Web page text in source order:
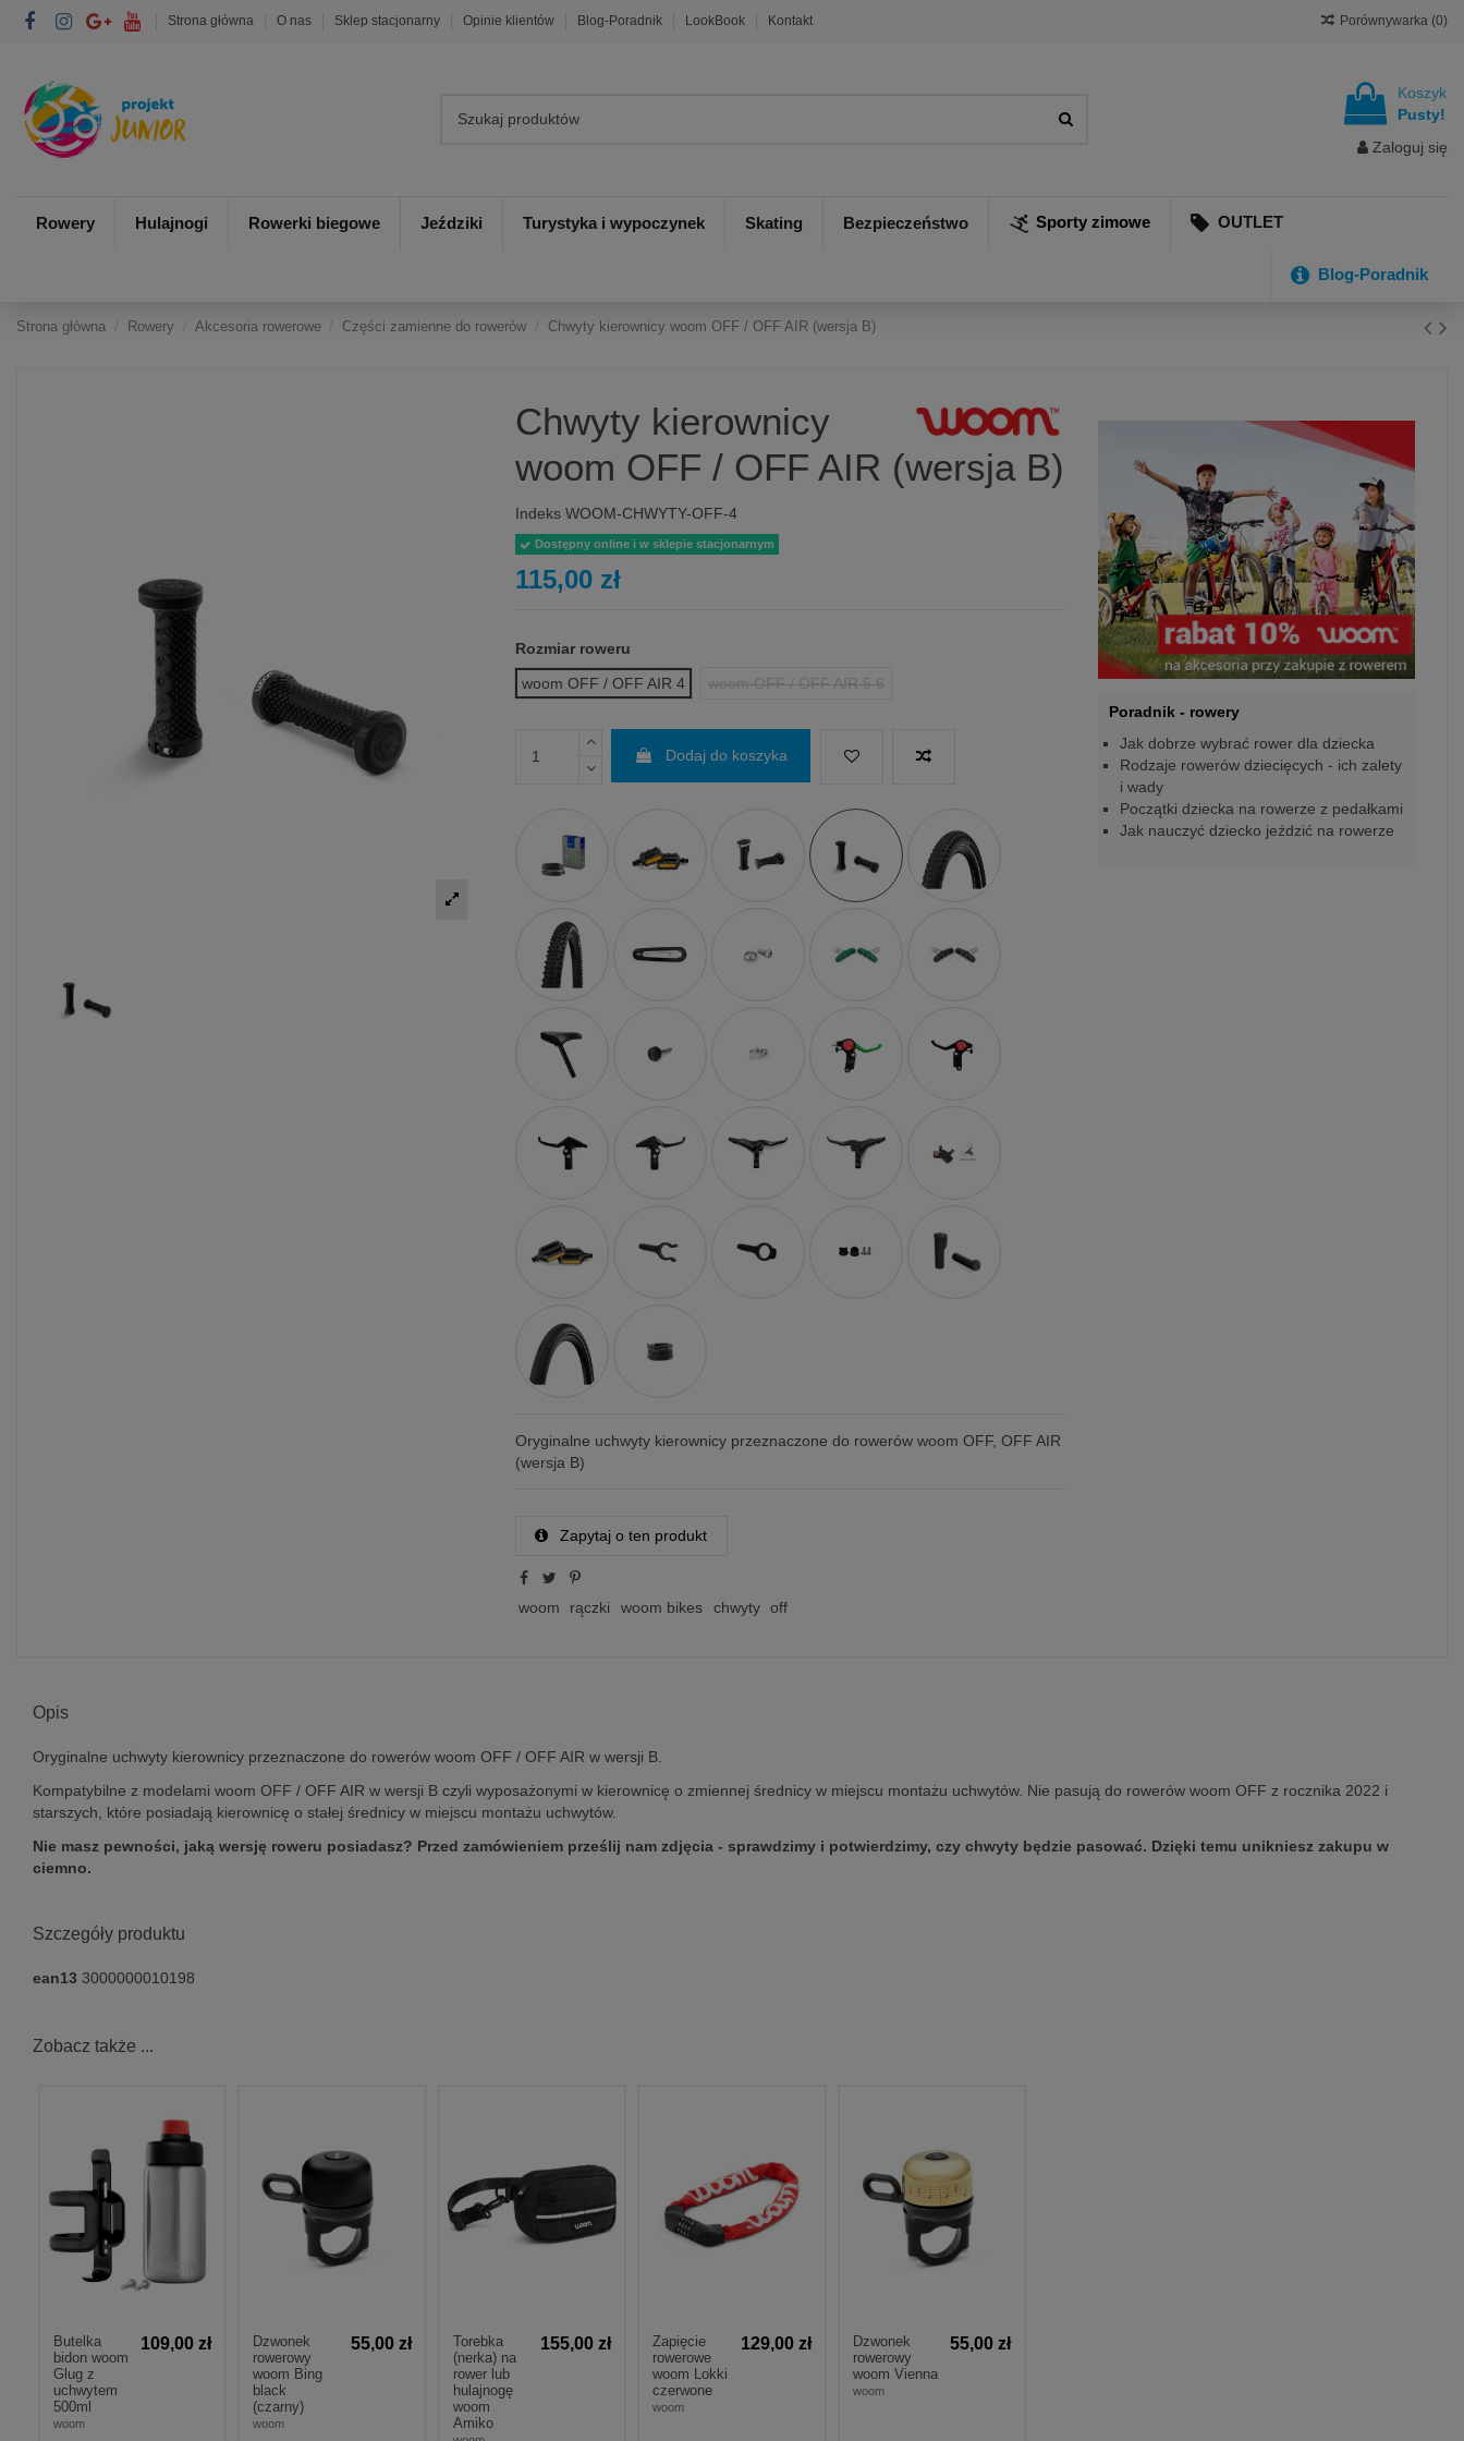
Strona główna O nas Sklep stacjonarny Opinie klientów Blog-Poradnik LookBook Kontakt Porównywarka (0)
Koszyk
Pusty!
Zaloguj się
Rowery Hulajnogi Rowerki biegowe Jeździki Turystyka i wypoczynek Skating Bezpieczeństwo Sporty zimowe OUTLET
Blog-Poradnik
Strona główna Rowery Akcesoria rowerowe Części zamienne do rowerów Chwyty kierownicy woom OFF / OFF AIR (wersja B)
Chwyty kierownicy
woom OFF / OFF AIR (wersja B)
Indeks WOOM-CHWYTY-OFF-4
Dostępny online i w sklepie stacjonarnym
115,00 zł
Rozmiar roweru
woom OFF / OFF AIR 4
woom OFF / OFF AIR 5 6
Dodaj do koszyka
Oryginalne uchwyty kierownicy przeznaczone do rowerów woom OFF, OFF AIR
(wersja B)
Zapytaj o ten produkt
woom rączki woom bikes chwyty off
Poradnik - rowery
Jak dobrze wybrać rower dla dziecka
Rodzaje rowerów dziecięcych - ich zalety
i wady
Początki dziecka na rowerze z pedałkami
Jak nauczyć dziecko jeździć na rowerze
Opis
Oryginalne uchwyty kierownicy przeznaczone do rowerów woom OFF / OFF AIR w wersji B.
Kompatybilne z modelami woom OFF / OFF AIR w wersji B czyli wyposażonymi w kierownicę o zmiennej średnicy w miejscu montażu uchwytów. Nie pasują do rowerów woom OFF z rocznika 2022 i
starszych, które posiadają kierownicę o stałej średnicy w miejscu montażu uchwytów.
Nie masz pewności, jaką wersję roweru posiadasz? Przed zamówieniem prześlij nam zdjęcia - sprawdzimy i potwierdzimy, czy chwyty będzie pasować. Dzięki temu unikniesz zakupu w
ciemno.
Szczegóły produktu
ean13 3000000010198
Zobacz także ...
Butelka
bidon woom
Glug z
uchwytem
500ml
woom
109,00 zł
Dzwonek
rowerowy
woom Bing
black
(czarny)
woom
55,00 zł
Torebka
(nerka) na
rower lub
hulajnogę
woom
Amiko
155,00 zł
Zapięcie
rowerowe
woom Lokki
czerwone
woom
129,00 zł
Dzwonek
rowerowy
woom Vienna
woom
55,00 zł